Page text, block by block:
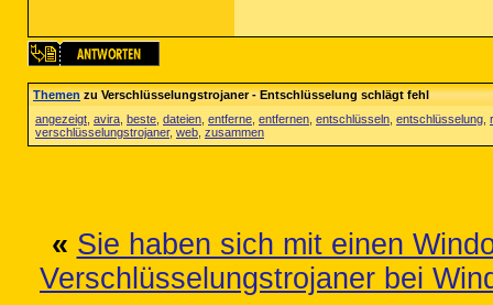
Themenzu Verschlüsselungstrojaner - Entschlüsselung schlägt fehl
angezeigt avira beste dateien entferne entfernen entschlüsseln entschlüsselung
verschlüsselungstrojaner, web zusammen
« Sie haben sich mit einen
Verschlüsselungstrojaner bei